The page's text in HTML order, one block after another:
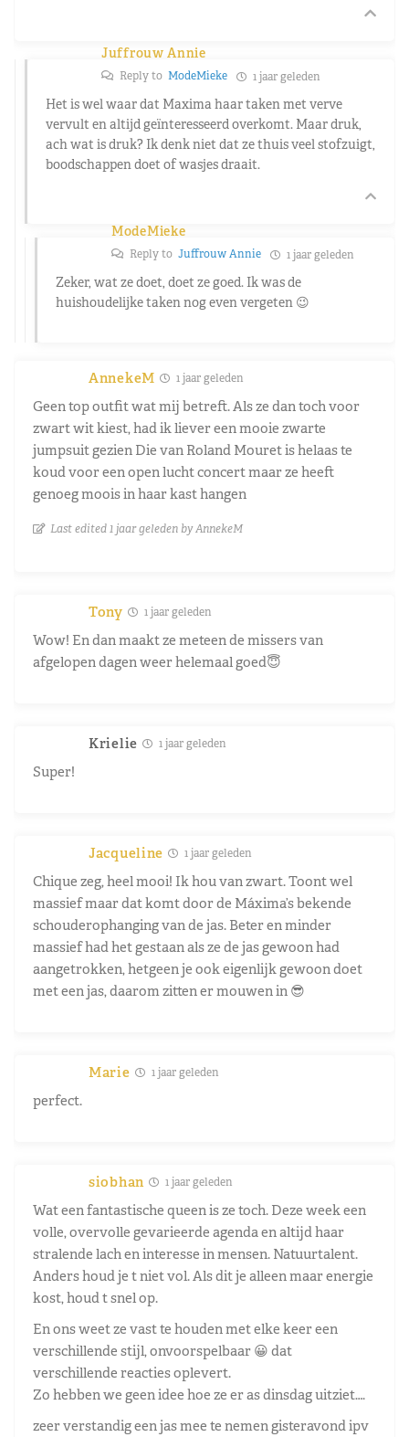
Juffrouw Annie
Reply to ModeMieke 1 jaar geleden
Het is wel waar dat Maxima haar taken met verve
vervult en altijd geïnteresseerd overkomt. Maar druk,
ach wat is druk? Ik denk niet dat ze thuis veel stofzuigt,
boodschappen doet of wasjes draait.
ModeMieke
Reply to Juffrouw Annie 1 jaar geleden
Zeker, wat ze doet, doet ze goed. Ik was de
huishoudelijke taken nog even vergeten 😉
AnnekeM 1 jaar geleden
Geen top outfit wat mij betreft. Als ze dan toch voor
zwart wit kiest, had ik liever een mooie zwarte
jumpsuit gezien Die van Roland Mouret is helaas te
koud voor een open lucht concert maar ze heeft
genoeg moois in haar kast hangen
Last edited 1 jaar geleden by AnnekeM
Tony 1 jaar geleden
Wow! En dan maakt ze meteen de missers van
afgelopen dagen weer helemaal goed😇
Krielie 1 jaar geleden
Super!
Jacqueline 1 jaar geleden
Chique zeg, heel mooi! Ik hou van zwart. Toont wel
massief maar dat komt door de Máxima’s bekende
schouderophanging van de jas. Beter en minder
massief had het gestaan als ze de jas gewoon had
aangetrokken, hetgeen je ook eigenlijk gewoon doet
met een jas, daarom zitten er mouwen in 😎
Marie 1 jaar geleden
perfect.
siobhan 1 jaar geleden
Wat een fantastische queen is ze toch. Deze week een
volle, overvolle gevarieerde agenda en altijd haar
stralende lach en interesse in mensen. Natuurtalent.
Anders houd je t niet vol. Als dit je alleen maar energie
kost, houd t snel op.
En ons weet ze vast te houden met elke keer een
verschillende stijl, onvoorspelbaar 😀 dat
verschillende reacties oplevert.
Zo hebben we geen idee hoe ze er as dinsdag uitziet….
zeer verstandig een jas mee te nemen gisteravond ipv